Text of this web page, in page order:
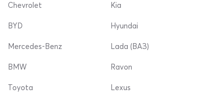
Chevrolet
BYD
Mercedes-Benz
Kia
Hyundai
Lada (ВАЗ)
BMW
Toyota
Ravon
Lexus